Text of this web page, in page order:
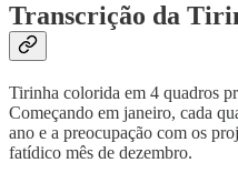
Transcrição da
Tirinha colorida em 4 quadros
Começando em janeiro, cada
ano e a preocupação com os
fatídico mês de dezembro.